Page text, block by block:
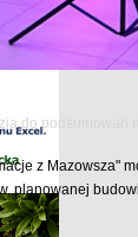
do podsumowań
autorskie z
z Mazowsza"
planowanej